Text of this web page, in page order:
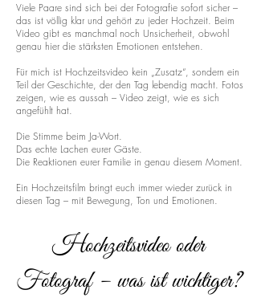
Viele Paare sind sich bei der Fotografie sofort sicher –
das ist völlig klar und gehört zu jeder Hochzeit. Beim
Video gibt es manchmal noch Unsicherheit, obwohl
genau hier die stärksten Emotionen entstehen.
Für mich ist Hochzeitsvideo kein „Zusatz“, sondern ein
Teil der Geschichte, der den Tag lebendig macht. Fotos
zeigen, wie es aussah – Video zeigt, wie es sich
angefühlt hat.
Die Stimme beim Ja-Wort.
Das echte Lachen eurer Gäste.
Die Reaktionen eurer Familie in genau diesem Moment.
Ein Hochzeitsfilm bringt euch immer wieder zurück in
diesen Tag – mit Bewegung, Ton und Emotionen.
Hochzeitsvideo oder
Fotograf – was ist wichtiger?